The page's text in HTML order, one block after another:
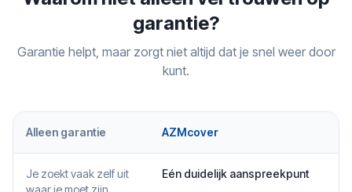
garantie?
Garantie helpt, maar zorgt niet altijd dat je snel weer door
kunt.
Alleen garantie AZMcover
Je zoekt vaak zelf uit
waar je moet zijn
Eén duidelijk aanspreekpunt